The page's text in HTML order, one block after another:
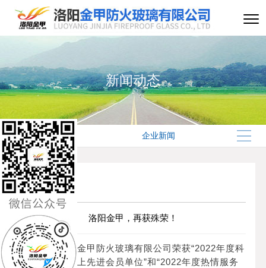
新闻动态
企业新闻
<<返回上一页
洛阳金甲，再获殊荣！
热烈祝贺洛阳金甲防火玻璃有限公司荣获“2022年度科
技创新用户至上先进会员单位”和“2022年度热情服务